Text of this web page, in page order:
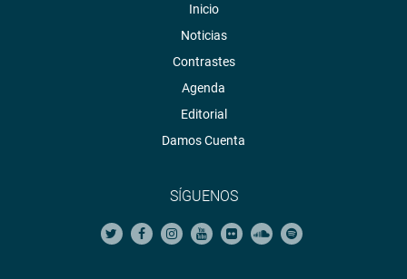
Inicio
Noticias
Contrastes
Agenda
Editorial
Damos Cuenta
SÍGUENOS